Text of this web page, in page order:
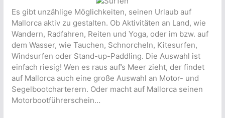
Es gibt unzählige Möglichkeiten, seinen Urlaub auf
Mallorca aktiv zu gestalten. Ob Aktivitäten an Land, wie
Wandern, Radfahren, Reiten und Yoga, oder im bzw. auf
dem Wasser, wie Tauchen, Schnorcheln, Kitesurfen,
Windsurfen oder Stand-up-Paddling. Die Auswahl ist
einfach riesig! Wen es raus auf’s Meer zieht, der findet
auf Mallorca auch eine große Auswahl an Motor- und
Segelbootcharterern. Oder macht auf Mallorca seinen
Motorbootführerschein…